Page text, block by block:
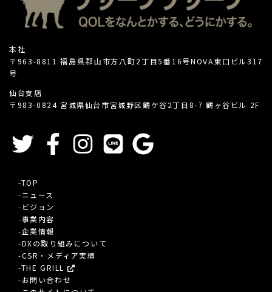
本社
〒963-8811 福島県郡山市方八町2丁目5番16号NOVA東口ビル317
号
仙台支店
〒983-0824 宮城県仙台市宮城野区鶴ケ谷2丁目8-7 鶴ヶ谷ビル 2F
TOP
ニュース
ビジョン
事業内容
企業情報
DXの取り組みについて
CSR・メディア実績
THE GRILL
お問い合わせ